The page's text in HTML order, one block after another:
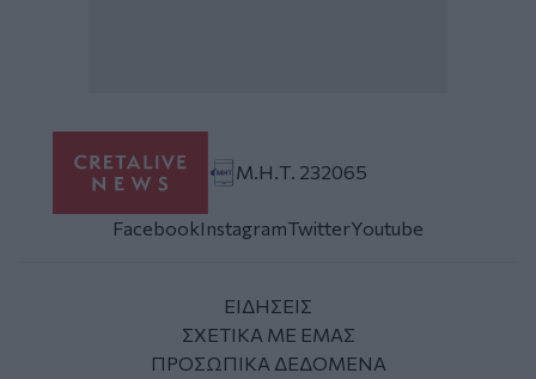
Μ.Η.Τ. 232065
FacebookInstagramTwitterYoutube
ΕΙΔΗΣΕΙΣ
ΣΧΕΤΙΚΑ ΜΕ ΕΜΑΣ
ΠΡΟΣΩΠΙΚΑ ΔΕΔΟΜΕΝΑ